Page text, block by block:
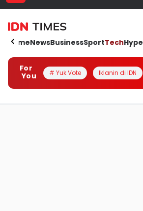
HomeNewsBusinessSportTechHype
For
You
# Yuk Vote Iklanin di IDN